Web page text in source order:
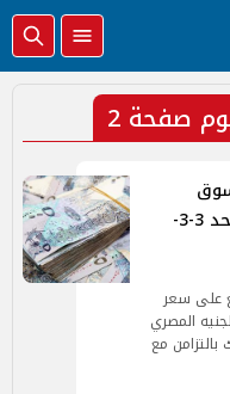
صفحة 2
السوداء يقترب من الرسمي اليوم الأحد 3-3-
على سعر
المصري
الأحد 3 مارس 2024 وذلك بالتزامن مع